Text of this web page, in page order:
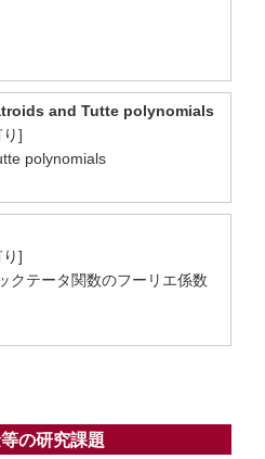
and Tutte polynomials
]
polynomials
]
クテータ関数のフーリエ係数
の研究課題